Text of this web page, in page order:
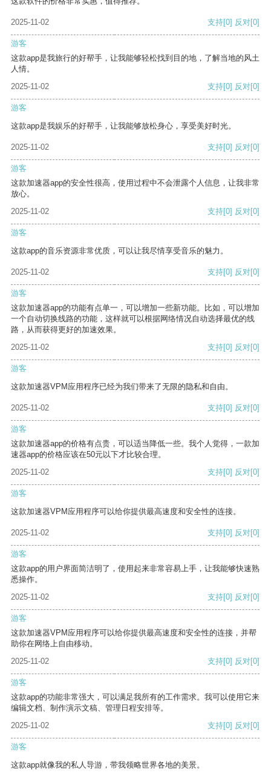
2025-11-02 支持[0] 反对[0]
游客
这款app是我旅行的好帮手，让我能够轻松找到目的地，了解当地的风土
人情。
2025-11-02
支持[0] 反对[0]
游客
这款app是我娱乐的好帮手，让我能够放松身心，享受美好时光。
2025-11-02 支持[0] 反对[0]
游客
这款加速器app的安全性很高，使用过程中不会泄露个人信息，让我非常
放心。
2025-11-02
支持[0] 反对[0]
游客
这款app的音乐资源非常优质，可以让我尽情享受音乐的魅力。
2025-11-02 支持[0] 反对[0]
游客
这款加速器app的功能有点单一，可以增加一些新功能。比如，可以增加
一个自动切换线路的功能，这样就可以根据网络情况自动选择最优的线
路，从而获得更好的加速效果。
2025-11-02
支持[0] 反对[0]
游客
这款加速器VPM应用程序已经为我们带来了无限的隐私和自由。
2025-11-02 支持[0] 反对[0]
游客
这款加速器app的价格有点贵，可以适当降低一些。我个人觉得，一款加
速器app的价格应该在50元以下才比较合理。
2025-11-02
支持[0] 反对[0]
游客
这款加速器VPM应用程序可以给你提供最高速度和安全性的连接。
2025-11-02 支持[0] 反对[0]
游客
这款app的用户界面简洁明了，使用起来非常容易上手，让我能够快速熟
悉操作。
2025-11-02
支持[0] 反对[0]
游客
这款加速器VPM应用程序可以给你提供最高速度和安全性的连接，并帮
助你在网络上自由移动。
2025-11-02
支持[0] 反对[0]
游客
这款app的功能非常强大，可以满足我所有的工作需求。我可以使用它来
编辑文档、制作演示文稿、管理日程安排等。
2025-11-02
支持[0] 反对[0]
游客
这款app就像我的私人导游，带我领略世界各地的美景。